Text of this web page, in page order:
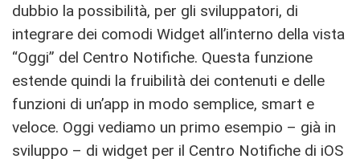
dubbio la possibilità, per gli sviluppatori, di
integrare dei comodi Widget all’interno della vista
“Oggi” del Centro Notifiche. Questa funzione
estende quindi la fruibilità dei contenuti e delle
funzioni di un’app in modo semplice, smart e
veloce. Oggi vediamo un primo esempio – già in
sviluppo – di widget per il Centro Notifiche di iOS